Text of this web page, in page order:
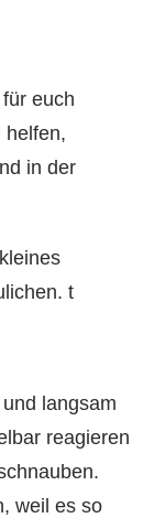
euch
helfen,
in der
t
langsam
reagieren
weil es so